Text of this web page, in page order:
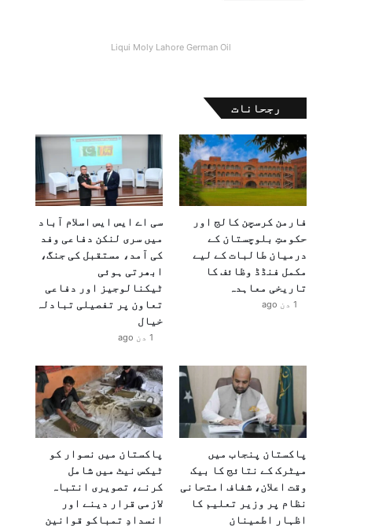
Liqui Moly Lahore German Oil
رجحانات
فارمن کرسچن کالج اور
حکومتِ بلوچستان کے
درمیان طالبات کے لیے
مکمل فنڈڈ وظائف کا
تاریخی معاہدہ
1 دن ago
سی اے ایس ایس اسلام آباد
میں سری لنکن دفاعی وفد
کی آمد، مستقبل کی جنگ،
ابھرتی ہوئی
ٹیکنالوجیز اور دفاعی
تعاون پر تفصیلی تبادلہ
خیال
1 دن ago
پاکستان پنجاب میں
میٹرک کے نتائج کا بیک
وقت اعلان، شفاف امتحانی
نظام پر وزیر تعلیم کا
اظہارِ اطمینان
پاکستان میں نسوار کو
ٹیکس نیٹ میں شامل
کرنے، تصویری انتباہ
لازمی قرار دینے اور
انسدادِ تمباکو قوانین